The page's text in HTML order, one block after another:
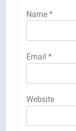
Name *
Email *
Website